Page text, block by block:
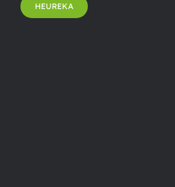
HEUREKA